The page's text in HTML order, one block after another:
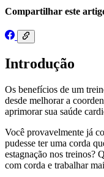
Compartilhar este
Introdução
Os benefícios de um
desde melhorar a
aprimorar sua saúde
Você provavelmente já
pudesse ter uma corda
estagnação nos treinos?
com corda e trabalhar